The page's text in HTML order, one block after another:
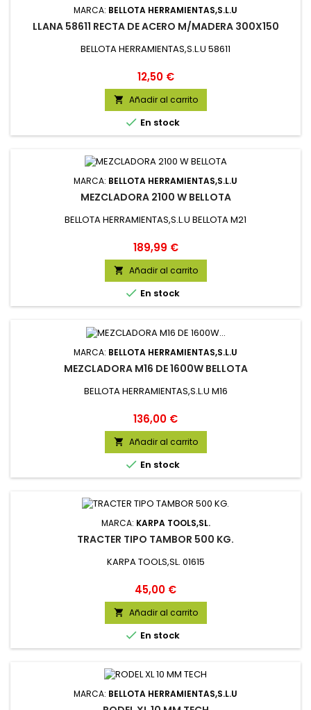
MARCA: BELLOTA HERRAMIENTAS,S.L.U
LLANA 58611 RECTA DE ACERO M/MADERA 300X150
BELLOTA HERRAMIENTAS,S.L.U 58611
Precio
12,50 €
 Añadir al carrito
 En stock
MARCA: BELLOTA HERRAMIENTAS,S.L.U
MEZCLADORA 2100 W BELLOTA
BELLOTA HERRAMIENTAS,S.L.U BELLOTA M21
Precio
189,99 €
 Añadir al carrito
 En stock
MARCA: BELLOTA HERRAMIENTAS,S.L.U
MEZCLADORA M16 DE 1600W BELLOTA
BELLOTA HERRAMIENTAS,S.L.U M16
Precio
136,00 €
 Añadir al carrito
 En stock
MARCA: KARPA TOOLS,SL.
TRACTER TIPO TAMBOR 500 KG.
KARPA TOOLS,SL. 01615
Precio
45,00 €
 Añadir al carrito
 En stock
MARCA: BELLOTA HERRAMIENTAS,S.L.U